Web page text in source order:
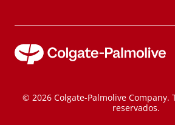
© 2026 Colgate-Palmolive Company.
reservados.